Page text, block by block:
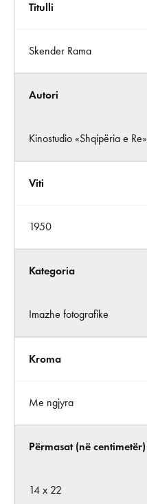
Titulli
Skender Rama
Autori
Kinostudio «Shqipëria e Re»
Viti
1950
Kategoria
Imazhe fotografike
Kroma
Me ngjyra
Përmasat (në centimetër)
14 x 22